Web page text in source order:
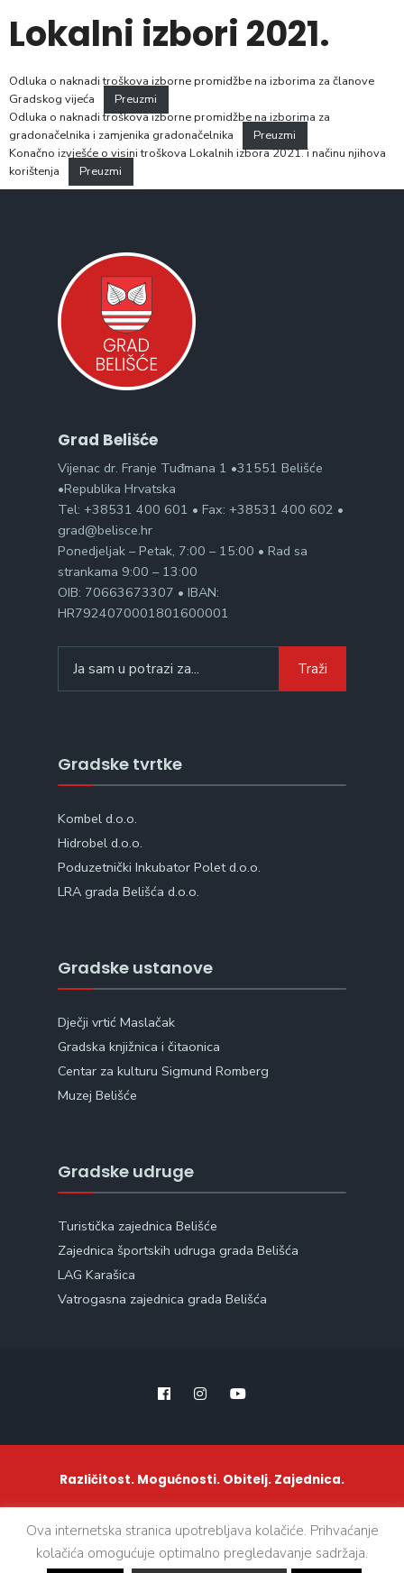
Lokalni izbori 2021.
Odluka o naknadi troškova izborne promidžbe na izborima za članove
Gradskog vijeća
Preuzmi
Odluka o naknadi troškova izborne promidžbe na izborima za
gradonačelnika i zamjenika gradonačelnika
Preuzmi
Konačno izvješće o visini troškova Lokalnih izbora 2021. i načinu njihova
korištenja
Preuzmi
Grad Belišće
Vijenac dr. Franje Tuđmana 1 •31551 Belišće
•Republika Hrvatska
Tel: +38531 400 601 • Fax: +38531 400 602 •
grad@belisce.hr
Ponedjeljak – Petak, 7:00 – 15:00 • Rad sa
strankama 9:00 – 13:00
OIB: 70663673307 • IBAN:
HR7924070001801600001
Traži
Gradske tvrtke
Kombel d.o.o.
Hidrobel d.o.o.
Poduzetnički Inkubator Polet d.o.o.
LRA grada Belišća d.o.o.
Gradske ustanove
Dječji vrtić Maslačak
Gradska knjižnica i čitaonica
Centar za kulturu Sigmund Romberg
Muzej Belišće
Gradske udruge
Turistička zajednica Belišće
Zajednica športskih udruga grada Belišća
LAG Karašica
Vatrogasna zajednica grada Belišća
Različitost. Mogućnosti. Obitelj. Zajednica.
ZAŠTITA OSOBNIH PODATAKA
Ova internetska stranica upotrebljava kolačiće. Prihvaćanje
kolačića omogućuje optimalno pregledavanje sadržaja.